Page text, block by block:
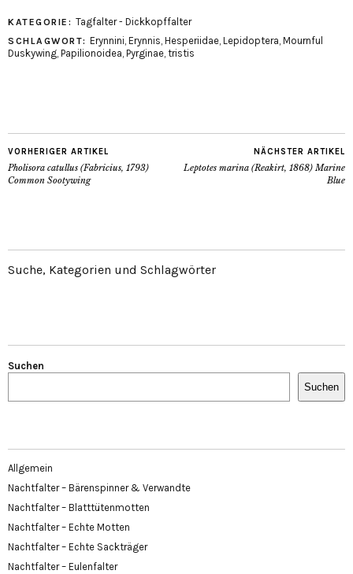
KATEGORIE: Tagfalter - Dickkopffalter
SCHLAGWORT: Erynnini, Erynnis, Hesperiidae, Lepidoptera, Mournful
Duskywing, Papilionoidea, Pyrginae, tristis
VORHERIGER ARTIKEL
Pholisora catullus (Fabricius, 1793)
Common Sootywing
NÄCHSTER ARTIKEL
Leptotes marina (Reakirt, 1868) Marine
Blue
Suche, Kategorien und Schlagwörter
Suchen
Suchen
Allgemein
Nachtfalter – Bärenspinner & Verwandte
Nachtfalter – Blatttütenmotten
Nachtfalter – Echte Motten
Nachtfalter – Echte Sackträger
Nachtfalter – Eulenfalter